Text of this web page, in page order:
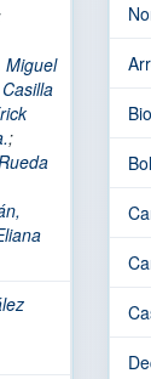
Miguel
Casilla
;